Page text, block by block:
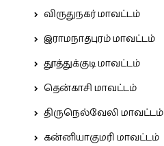
விருதுநகர் மாவட்டம்
இராமநாதபுரம் மாவட்டம்
தூத்துக்குடி மாவட்டம்
தென்காசி மாவட்டம்
திருநெல்வேலி மாவட்டம்
கன்னியாகுமரி மாவட்டம்